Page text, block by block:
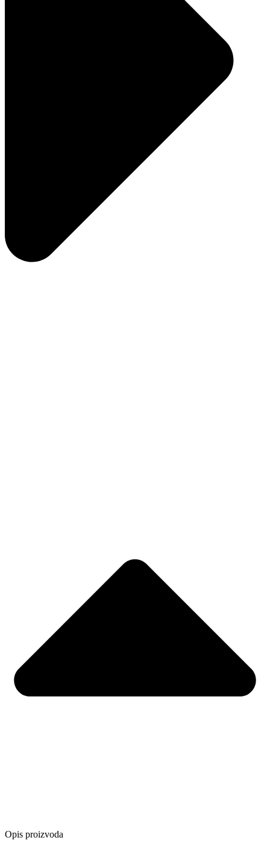
Opis proizvoda